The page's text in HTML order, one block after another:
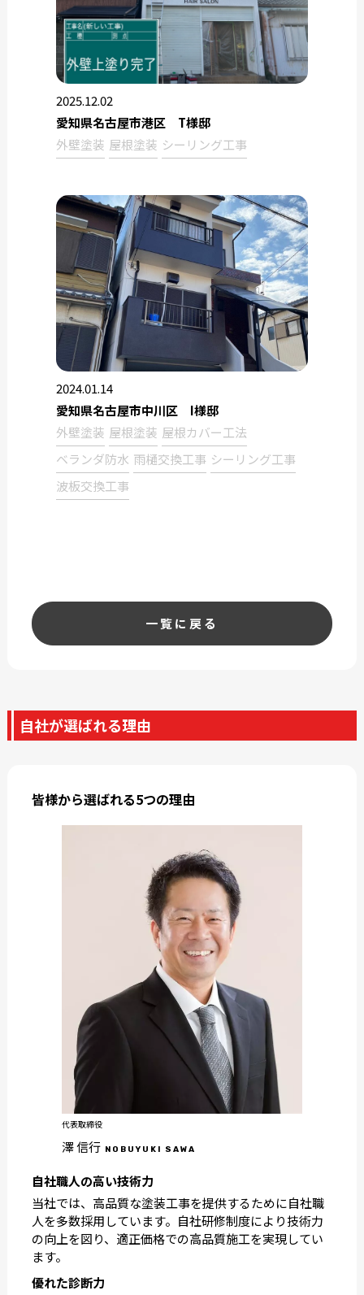
2025.12.02
愛知県名古屋市港区 T様邸
外壁塗装 屋根塗装 シーリング工事
2024.01.14
愛知県名古屋市中川区 I様邸
外壁塗装 屋根塗装 屋根カバー工法
ベランダ防水 雨樋交換工事 シーリング工事
波板交換工事
一覧に戻る
自社が選ばれる理由
皆様から選ばれる5つの理由
代表取締役
澤 信行 NOBUYUKI SAWA
自社職人の高い技術力
当社では、高品質な塗装工事を提供するために自社職
人を多数採用しています。自社研修制度により技術力
の向上を図り、適正価格での高品質施工を実現してい
ます。
優れた診断力